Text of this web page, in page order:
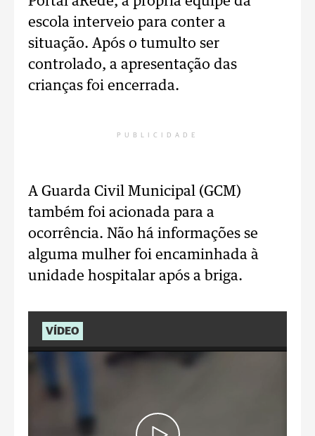
escola interveio para conter a
situação. Após o tumulto ser
controlado, a apresentação das
crianças foi encerrada.
PUBLICIDADE
A Guarda Civil Municipal (GCM)
também foi acionada para a
ocorrência. Não há informações se
alguma mulher foi encaminhada à
unidade hospitalar após a briga.
VÍDEO